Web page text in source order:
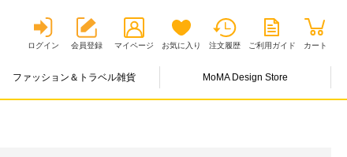
ログイン 会員登録 マイページ お気に入り 注文履歴 ご利用ガイド カート
ファッション＆トラベル雑貨 MoMA Design Store